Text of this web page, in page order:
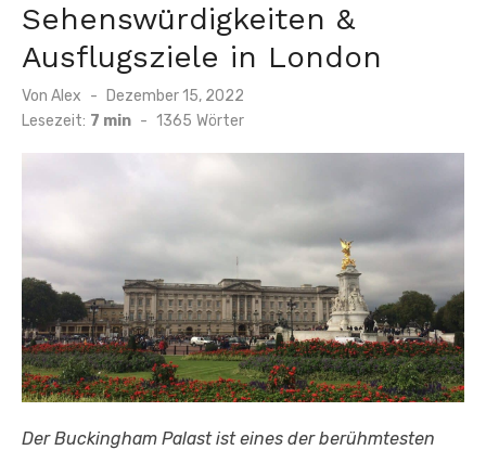
Sehenswürdigkeiten &
Ausflugsziele in London
Von Alex
Veröffentlicht
am
Dezember 15, 2022
Lesezeit: 7 min - 1365 Wörter
Der Buckingham Palast ist eines der berühmtesten